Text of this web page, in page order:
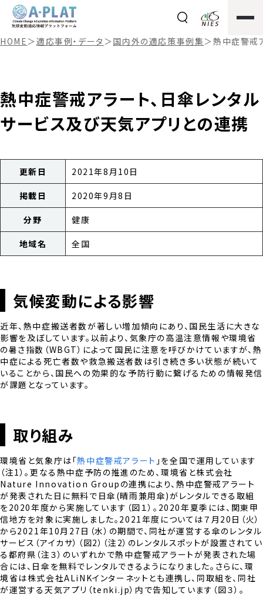
HOME＞適応事例・データ ＞国内外の適応策事例集＞熱中症警戒
熱中症警戒アラート、日傘レンタル
サービス及び天気アプリとの連携
更新日 2021年8月10日
掲載日 2020年9月8日
分野 健康
地域名 全国
気候変動による影響
近年、熱中症搬送者数が著しい増加傾向にあり、国民生活に大きな
影響を及ぼしています。以前より、気象庁の高温注意情報や環境省
の暑さ指数（WBGT）によって国民に注意を呼びかけていますが、熱
中症による死亡者数や救急搬送者数は引き続き多い状態が続いて
いることから、国民への効果的な予防行動に繋げるための情報発信
が課題となっています。
取り組み
環境省と気象庁は「熱中症警戒アラート 」を全国で運用しています
（注1）。更なる熱中症予防の推進のため、環境省と株式会社
Nature Innovation Groupの連携により、熱中症警戒アラート
が発表された日に無料で日傘(晴雨兼用傘)がレンタルできる取組
を2020年度から実施しています（図１）。2020年夏季には、関東甲
信地方を対象に実施しました。2021年度については７月20日（火）
から2021年10月27日（水）の期間で、同社が運営する傘のレンタル
サービス（アイカサ）（図2）（注2）のレンタルスポットが設置されてい
る都府県（注３）のいずれかで熱中症警戒アラートが発表された場
合には、日傘を無料でレンタルできるようになりました。さらに、環
境省は株式会社ALiNKインターネットとも連携し、同取組を、同社
が運営する天気アプリ（tenki.jp）内で告知しています（図３）。